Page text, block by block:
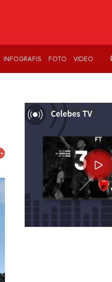
INFOGRAFIS FOTO VIDEO
Celebes TV
Now Playing